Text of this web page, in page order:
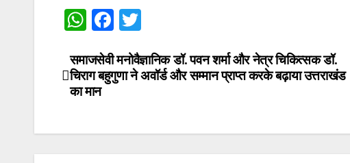
W
at
s
p
F
c
e
o
itt
er
Post
navigation
समाजसेवी मनोवैज्ञानिक डॉ. पवन शर्मा और नेत्र चिकित्सक डॉ.
चिराग बहुगुणा ने अवॉर्ड और सम्मान प्राप्त करके बढ़ाया उत्तराखंड
का मान